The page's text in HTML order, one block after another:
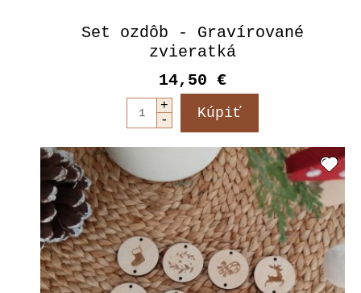
Set ozdôb - Gravírované
zvieratká
14,50 €